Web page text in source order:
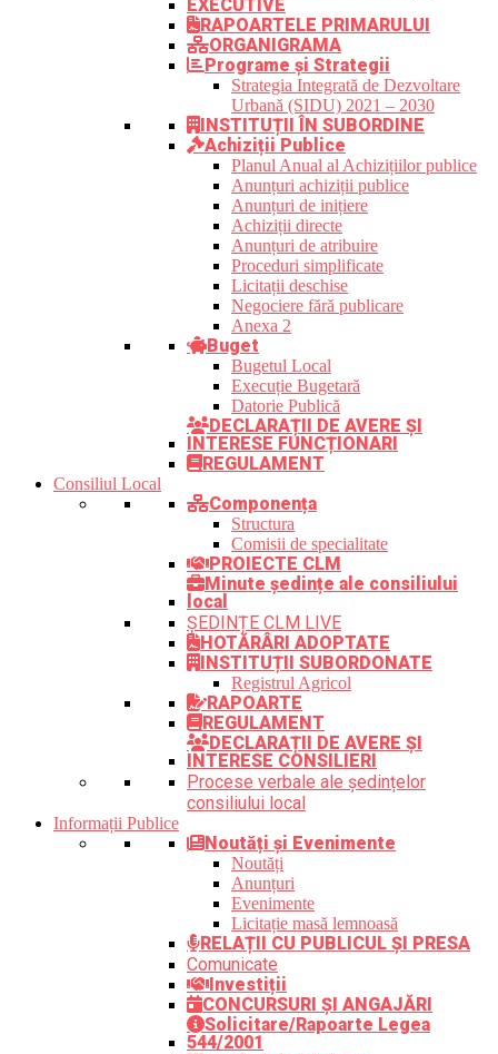
EXECUTIVE
RAPOARTELE PRIMARULUI
ORGANIGRAMA
Programe și Strategii
Strategia Integrată de Dezvoltare
Urbană (SIDU) 2021 – 2030
INSTITUȚII ÎN SUBORDINE
Achiziții Publice
Planul Anual al Achizițiilor publice
Anunțuri achiziții publice
Anunțuri de inițiere
Achiziții directe
Anunțuri de atribuire
Proceduri simplificate
Licitații deschise
Negociere fără publicare
Anexa 2
Buget
Bugetul Local
Execuție Bugetară
Datorie Publică
DECLARAȚII DE AVERE ȘI
INTERESE FUNCȚIONARI
REGULAMENT
Consiliul Local
Componența
Structura
Comisii de specialitate
PROIECTE CLM
Minute ședințe ale consiliului
local
ȘEDINȚE CLM LIVE
HOTĂRÂRI ADOPTATE
INSTITUȚII SUBORDONATE
Registrul Agricol
RAPOARTE
REGULAMENT
DECLARAȚII DE AVERE ȘI
INTERESE CONSILIERI
Procese verbale ale ședințelor
consiliului local
Informații Publice
Noutăți și Evenimente
Noutăți
Anunțuri
Evenimente
Licitație masă lemnoasă
RELAȚII CU PUBLICUL ȘI PRESA
Comunicate
Investiții
CONCURSURI ȘI ANGAJĂRI
Solicitare/Rapoarte Legea
544/2001